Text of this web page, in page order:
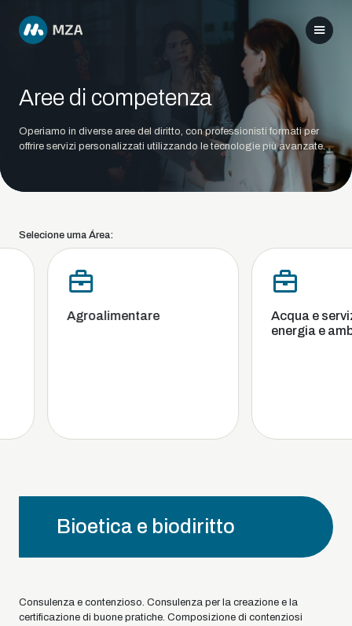
Aree di competenza
Operiamo in diverse aree del diritto, con professionisti formati per
offrire servizi personalizzati utilizzando le tecnologie più avanzate.
Selecione uma Área:
Agroalimentare
Acqua e
energia e
Bioetica e biodiritto
Consulenza e contenzioso. Consulenza per la creazione e la
certificazione di buone pratiche. Composizione di contenziosi